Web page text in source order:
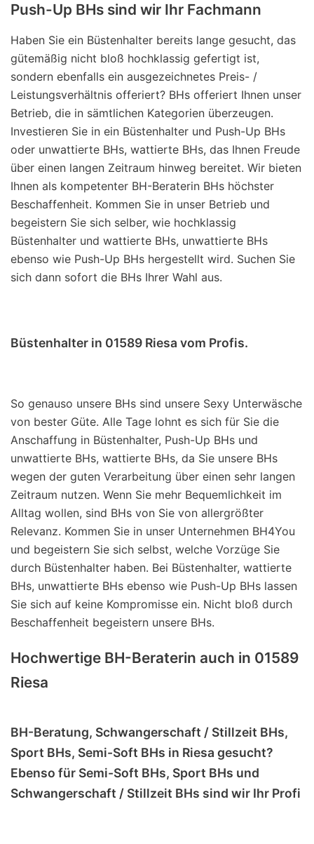
Push-Up BHs sind wir Ihr Fachmann
Haben Sie ein Büstenhalter bereits lange gesucht, das
gütemäßig nicht bloß hochklassig gefertigt ist,
sondern ebenfalls ein ausgezeichnetes Preis- /
Leistungsverhältnis offeriert? BHs offeriert Ihnen unser
Betrieb, die in sämtlichen Kategorien überzeugen.
Investieren Sie in ein Büstenhalter und Push-Up BHs
oder unwattierte BHs, wattierte BHs, das Ihnen Freude
über einen langen Zeitraum hinweg bereitet. Wir bieten
Ihnen als kompetenter BH-Beraterin BHs höchster
Beschaffenheit. Kommen Sie in unser Betrieb und
begeistern Sie sich selber, wie hochklassig
Büstenhalter und wattierte BHs, unwattierte BHs
ebenso wie Push-Up BHs hergestellt wird. Suchen Sie
sich dann sofort die BHs Ihrer Wahl aus.
Büstenhalter in 01589 Riesa vom Profis.
So genauso unsere BHs sind unsere Sexy Unterwäsche
von bester Güte. Alle Tage lohnt es sich für Sie die
Anschaffung in Büstenhalter, Push-Up BHs und
unwattierte BHs, wattierte BHs, da Sie unsere BHs
wegen der guten Verarbeitung über einen sehr langen
Zeitraum nutzen. Wenn Sie mehr Bequemlichkeit im
Alltag wollen, sind BHs von Sie von allergrößter
Relevanz. Kommen Sie in unser Unternehmen BH4You
und begeistern Sie sich selbst, welche Vorzüge Sie
durch Büstenhalter haben. Bei Büstenhalter, wattierte
BHs, unwattierte BHs ebenso wie Push-Up BHs lassen
Sie sich auf keine Kompromisse ein. Nicht bloß durch
Beschaffenheit begeistern unsere BHs.
Hochwertige BH-Beraterin auch in 01589
Riesa
BH-Beratung, Schwangerschaft / Stillzeit BHs,
Sport BHs, Semi-Soft BHs in Riesa gesucht?
Ebenso für Semi-Soft BHs, Sport BHs und
Schwangerschaft / Stillzeit BHs sind wir Ihr Profi